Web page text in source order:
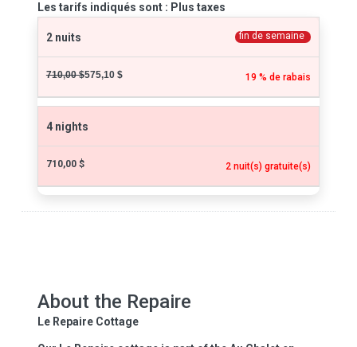
Les tarifs indiqués sont : Plus taxes
2 nuits fin de semaine
710,00 $575,10 $ 19 % de rabais
4 nights
710,00 $ 2 nuit(s) gratuite(s)
About the Repaire
Le Repaire Cottage